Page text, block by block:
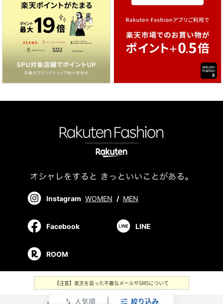
swap_vert 人気順 絞り込み
Instagram WOMEN / MEN
Facebook LINE
ROOM
【注意】楽天を装った不審なメールやSMSについて